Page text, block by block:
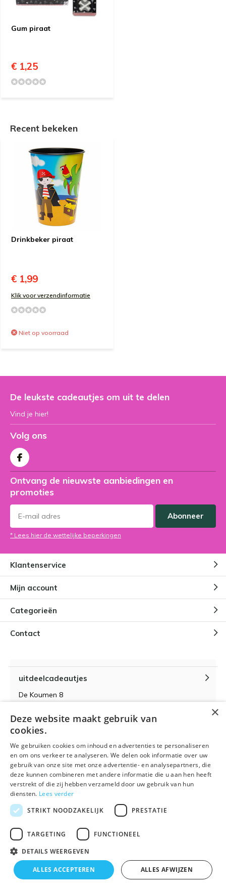
🌴 Wij zijn met vakantie t/m 21 augustus. Bestellen is
tijdelijk niet mogelijk.
Gum piraat
€ 1,25
Recent bekeken
Drinkbeker piraat
€ 1,99
Klik voor verzendinformatie
Niet op voorraad
De leukste cadeautjes om uit te delen
Vind je hier!
Volg ons
Ontvang de nieuwste aanbiedingen en
promoties
Abonneer
* Lees hier de wettelijke beperkingen
Klantenservice
Mijn account
Categorieën
Contact
uitdeelcadeautjes
De Koumen 8
KvK-nummer 14087571
BTW-nummer NL 815399145 B01
© 2026 - Powered by
Algemene voorwaarden RSS-feed
Uitdeelcadeautjes.nl9 -9Reviews @Kiyoh
×
Deze website maakt gebruik van
cookies.
We gebruiken cookies om inhoud en advertenties te personaliseren
en om ons verkeer te analyseren. We delen ook informatie over uw
gebruik van onze site met onze advertentie- en analysepartners, die
deze kunnen combineren met andere informatie die u aan hen heeft
verstrekt of die zij hebben verzameld door uw gebruik van hun
diensten. Lees verder
STRIKT NOODZAKELIJK
PRESTATIE
TARGETING FUNCTIONEEL
DETAILS WEERGEVEN
ALLES ACCEPTEREN ALLES AFWIJZEN